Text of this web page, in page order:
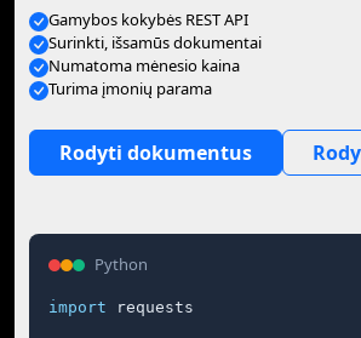
Gamybos kokybės REST API
Surinkti, išsamūs dokumentai
Numatoma mėnesio kaina
Turima įmonių parama
Rodyti dokumentus
Python
import requests